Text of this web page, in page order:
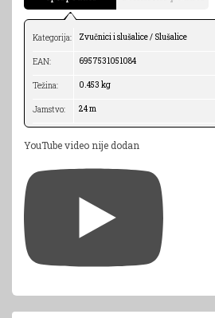
Kategorija: Zvučnici i slušalice / Slušalice
EAN: 6957531051084
Težina: 0.453 kg
Jamstvo: 24 m
YouTube video nije dodan